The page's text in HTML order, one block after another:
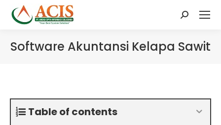
Search:
Software Akuntansi Kelapa Sawit
Table of contents